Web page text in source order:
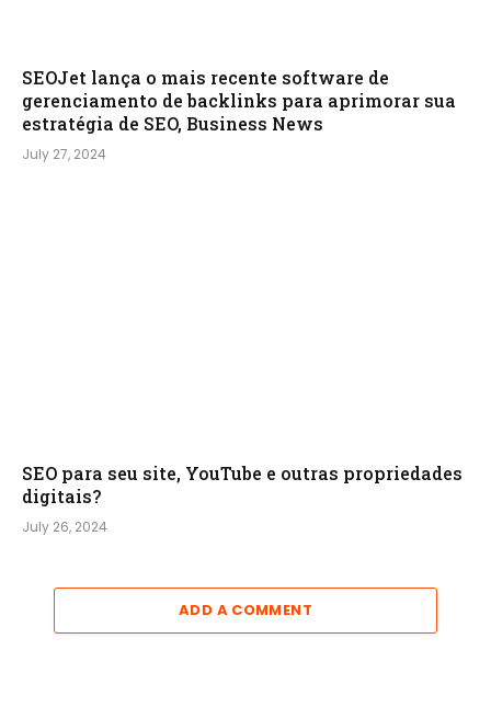
SEOJet lança o mais recente software de
gerenciamento de backlinks para aprimorar sua
estratégia de SEO, Business News
July 27, 2024
SEO para seu site, YouTube e outras propriedades
digitais?
July 26, 2024
ADD A COMMENT